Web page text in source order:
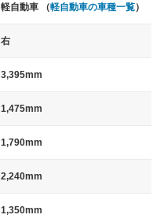
軽自動車 （軽自動車の車種一覧）
右
3,395mm
1,475mm
1,790mm
2,240mm
1,350mm